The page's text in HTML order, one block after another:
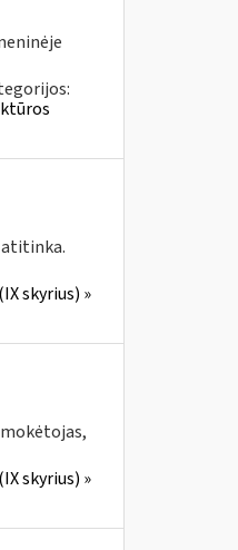
atitinka.
skyrius) »
skyrius) »